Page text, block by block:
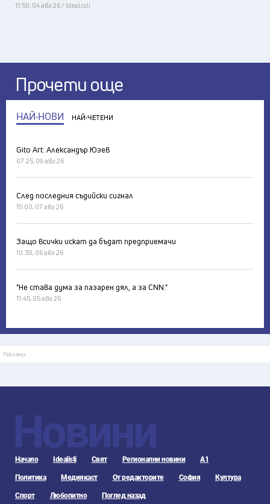
11:50, 04 авг 26 / Idealisti
Прочети още
НАЙ-НОВИ НАЙ-ЧЕТЕНИ
Gito Art: Александър Юзев
07:25, 09 авг 26
След последния съдийски сигнал
15:00, 07 авг 26
Защо всички искат да бъдат предприемачи
10:30, 06 авг 26
"Не става дума за пазарен дял, а за CNN."
11:45, 05 авг 26
Реклама
Новини
Начало Idealisti Свят Регионални новини А1
Политика Медиякаст От редакторите София Култура
Спорт Любопитно Поглед назад